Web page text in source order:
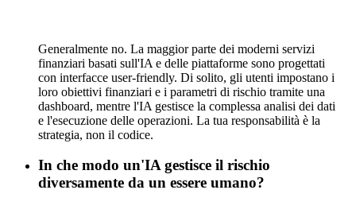
Generalmente no. La maggior parte dei moderni servizi
finanziari basati sull'IA e delle piattaforme sono progettati
con interfacce user-friendly. Di solito, gli utenti impostano i
loro obiettivi finanziari e i parametri di rischio tramite una
dashboard, mentre l'IA gestisce la complessa analisi dei dati
e l'esecuzione delle operazioni. La tua responsabilità è la
strategia, non il codice.
In che modo un'IA gestisce il rischio
diversamente da un essere umano?